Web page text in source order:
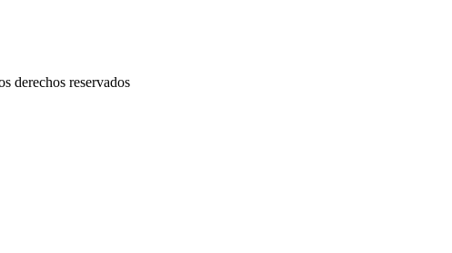
derechos reservados